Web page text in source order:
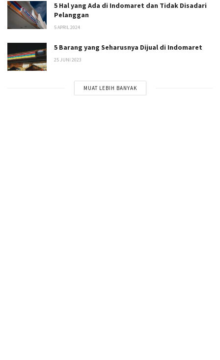
5 Hal yang Ada di Indomaret dan Tidak Disadari
Pelanggan
5 APRIL 2024
5 Barang yang Seharusnya Dijual di Indomaret
25 JUNI 2023
MUAT LEBIH BANYAK